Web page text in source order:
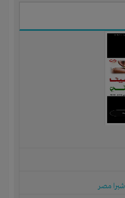
شبرا مصر